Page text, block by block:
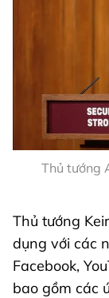
Thủ tướng
Thủ tướng
dụng với các
Facebook,
bao gồm các